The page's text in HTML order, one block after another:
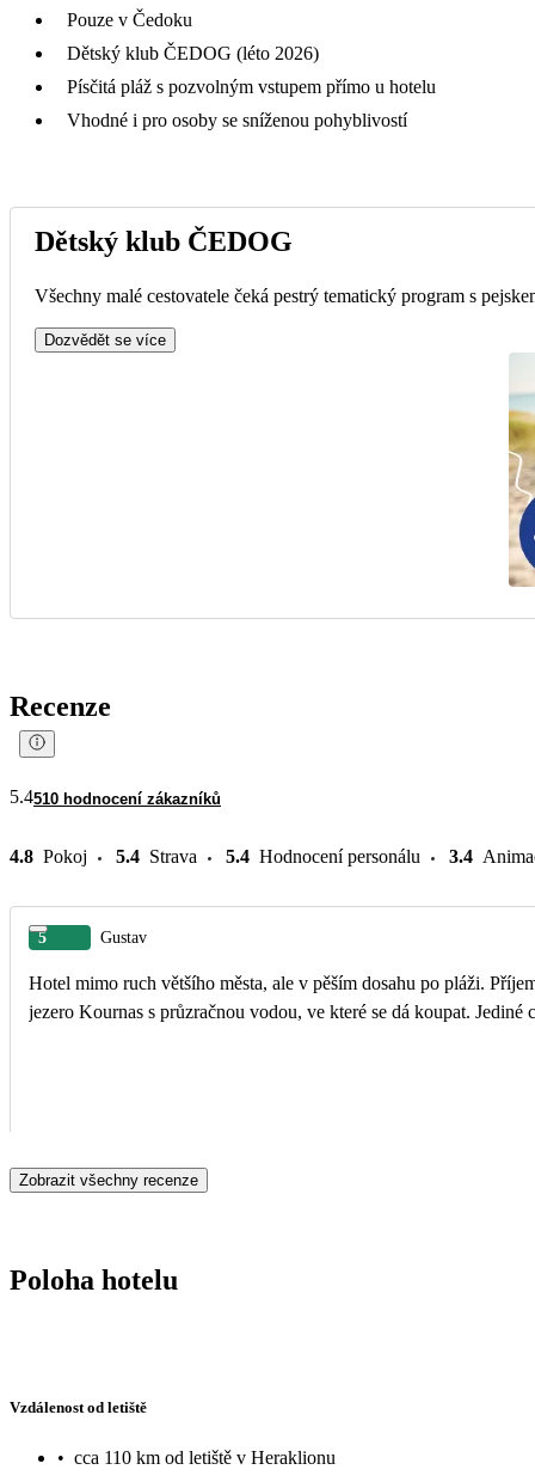
Pouze v Čedoku
Dětský klub ČEDOG (léto 2026)
Písčitá pláž s pozvolným vstupem přímo u hotelu
Vhodné i pro osoby se sníženou pohyblivostí
Dětský klub ČEDOG
Všechny malé cestovatele čeká pestrý tematický program s
Dozvědět se více
Recenze
5.4510 hodnocení zákazníků
4.8 Pokoj 5.4 Strava 5.4 Hodnocení personálu 3.4
5 Gustav
Hotel mimo ruch většího města, ale v pěším dosahu po pláži.
jezero Kournas s průzračnou vodou, ve které se dá koupat.
Zobrazit všechny recenze
Poloha hotelu
Vzdálenost od letiště
• cca 110 km od letiště v Heraklionu